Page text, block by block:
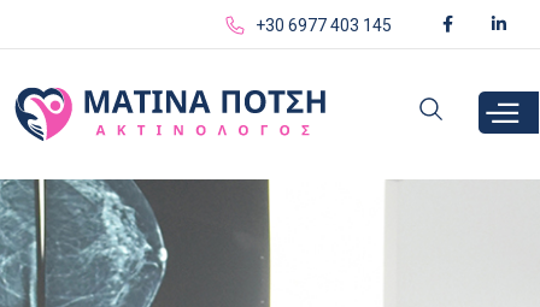
Παράκαμψη
προς το
κυρίως
περιεχόμενο
+30 6977 403 145
..